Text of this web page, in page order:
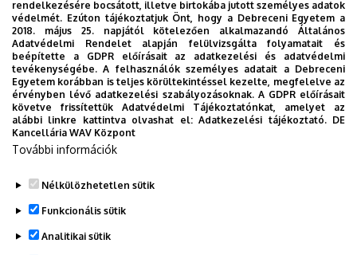
a szeminárium sorozatának következő előadására,
amelyre 2023. szeptember 28-án, 12 órától kerül sor a
Debreceni Egyetem Élettudományi Épületének F.201-es
termében.:
Nagyragadozó-kutatás Skandináviában
Előadó:
Szabó Zsófia
Legutóbbi frissítés: 2023. 09. 22. 13:20
rendelkezésére bocsátott, illetve birtokába jutott személyes adatok
védelmét. Ezúton tájékoztatjuk Önt, hogy a Debreceni Egyetem a
2018. május 25. napjától kötelezően alkalmazandó Általános
Adatvédelmi Rendelet alapján felülvizsgálta folyamatait és
beépítette a GDPR előírásait az adatkezelési és adatvédelmi
tevékenységébe. A felhasználók személyes adatait a Debreceni
Egyetem korábban is teljes körültekintéssel kezelte, megfelelve az
érvényben lévő adatkezelési szabályozásoknak. A GDPR előírásait
követve frissítettük Adatvédelmi Tájékoztatónkat, amelyet az
alábbi linkre kattintva olvashat el:Adatkezelési tájékoztató. DE
Kancellária WAV Központ
További információk
Nélkülözhetetlen sütik
Funkcionális sütik
Analitikai sütik